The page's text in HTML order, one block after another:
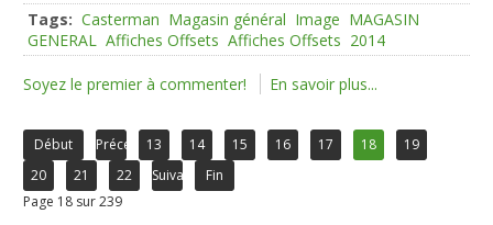
Tags: Casterman Magasin général Image MAGASIN
GENERAL Affiches Offsets Affiches Offsets 2014
Soyez le premier à commenter! En savoir plus...
Début Précédent
13 14 15 16 17 18
19
20
21 22 Suivant
Fin
Page 18 sur 239